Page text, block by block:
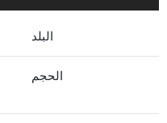
البلد
الحجم